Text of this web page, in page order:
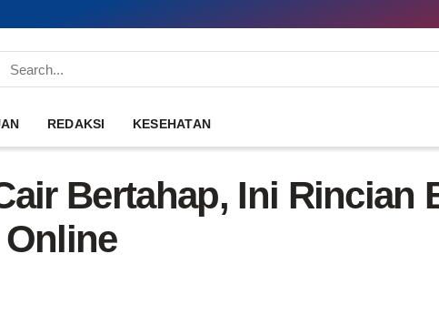
REDAKSI KESEHATAN
Bertahap, Ini Rincian
Online